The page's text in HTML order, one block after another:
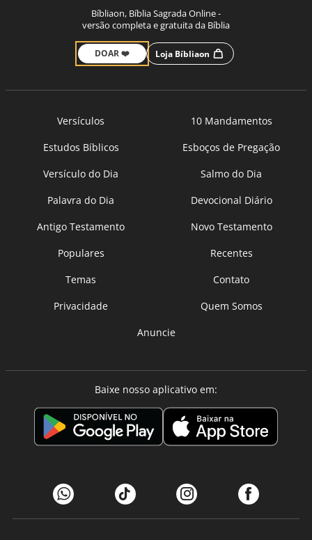
Bíbliaon, Bíblia Sagrada Online -
versão completa e gratuita da Bíblia
DOAR ❤️ Loja Bíbliaon
Versículos
10 Mandamentos
Estudos Bíblicos
Esboços de Pregação
Versículo do Dia
Salmo do Dia
Palavra do Dia
Devocional Diário
Antigo Testamento
Novo Testamento
Populares
Recentes
Temas
Contato
Privacidade
Quem Somos
Anuncie
Baixe nosso aplicativo em: